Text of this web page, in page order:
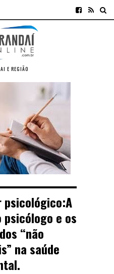
E REGIÃO
psicológico:A
e os
“não
na saúde